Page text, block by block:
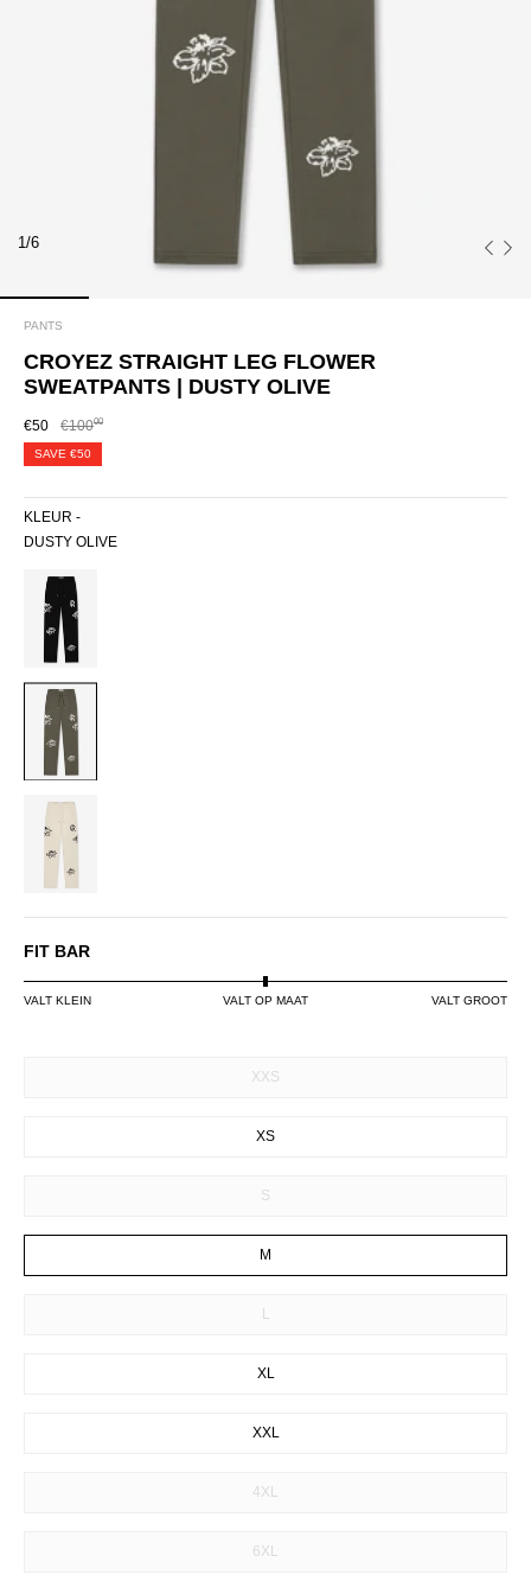
1/6
PANTS
CROYEZ STRAIGHT LEG FLOWER
SWEATPANTS | DUSTY OLIVE
€50 €10000
SAVE €50
KLEUR -
DUSTY OLIVE
BLACK
DUSTY
OLIVE
OFF-
WHITE
FIT BAR
VALT KLEIN VALT OP MAAT VALT GROOT
XXS
XS
S
M
L
XL
XXL
4XL
6XL